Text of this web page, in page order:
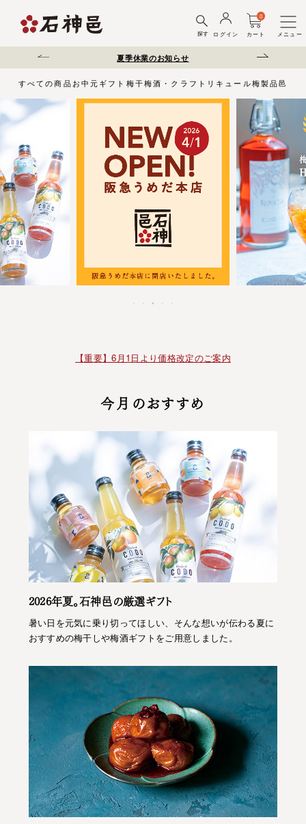
探す ログイン カート
0
メニュー
延について 夏季休業のお知らせ 弊社を装った偽
すべての商品 お中元 ギフト 梅干梅酒・クラフトリキュール梅製品邑じ
【重要】6月1日より価格改定のご案内
今月のおすすめ
2026年夏。石神邑の厳選ギフト
暑い日を元気に乗り切ってほしい、そんな想いが伝わる夏に
おすすめの梅干しや梅酒ギフトをご用意しました。